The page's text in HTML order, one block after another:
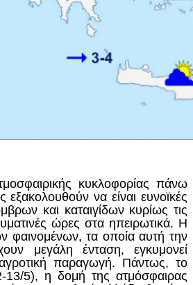
κυκλοφορίας πάνω
να είναι ευνοϊκές
και καταιγίδων κυρίως τις
ώρες στα ηπειρωτικά. Η
φαινομένων, τα οποία αυτή την
μεγάλη ένταση, εγκυμονεί
παραγωγή. Πάντως, το
13/5), η δομή της ατμόσφαιρας